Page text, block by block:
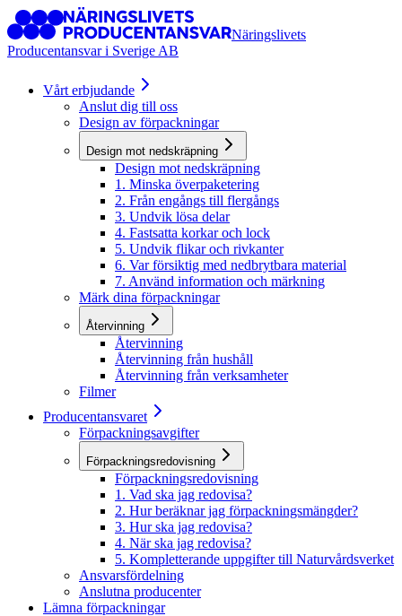
Näringslivets
Producentansvar i Sverige AB
Vårt erbjudande
Anslut dig till oss
Design av förpackningar
Design mot nedskräpning
Design mot nedskräpning
1. Minska överpaketering
2. Från engångs till flergångs
3. Undvik lösa delar
4. Fastsatta korkar och lock
5. Undvik flikar och rivkanter
6. Var försiktig med nedbrytbara material
7. Använd information och märkning
Märk dina förpackningar
Återvinning
Återvinning
Återvinning från hushåll
Återvinning från verksamheter
Filmer
Producentansvaret
Förpackningsavgifter
Förpackningsredovisning
Förpackningsredovisning
1. Vad ska jag redovisa?
2. Hur beräknar jag förpackningsmängder?
3. Hur ska jag redovisa?
4. När ska jag redovisa?
5. Kompletterande uppgifter till Naturvårdsverket
Ansvarsfördelning
Anslutna producenter
Lämna förpackningar